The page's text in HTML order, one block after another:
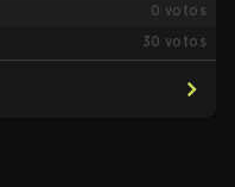
0 votos
30 votos